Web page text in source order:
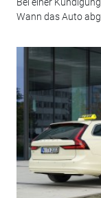
Wann das Auto